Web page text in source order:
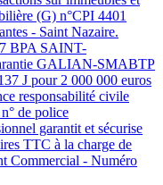
(G) n°CPI 4401
- Saint Nazaire.
BPA SAINT-
GALIAN-SMABTP
J pour 2 000 000 euros
responsabilité civile
de police
garantit et sécurise
TTC à la charge de
Commercial - Numéro